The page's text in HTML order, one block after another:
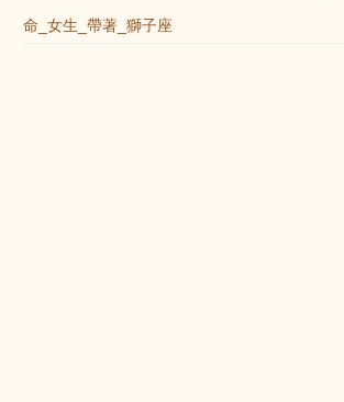
命_女生_帶著_獅子座